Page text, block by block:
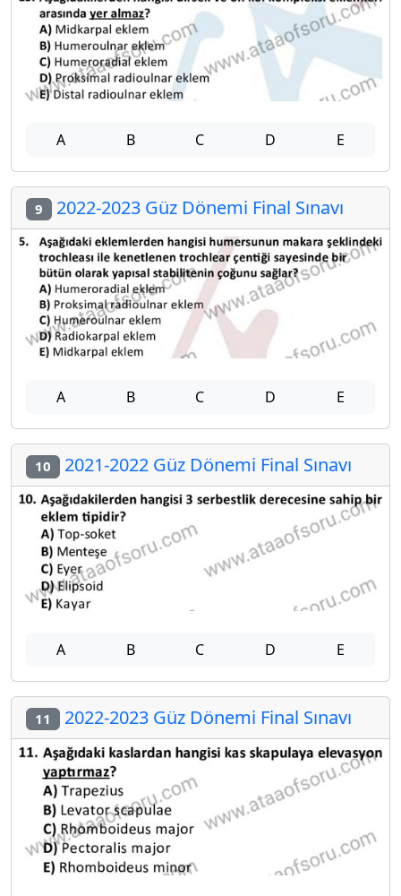
A B C D E
9 2022-2023 Güz Dönemi Final Sınavı
A B C D E
10 2021-2022 Güz Dönemi Final Sınavı
A B C D E
11 2022-2023 Güz Dönemi Final Sınavı